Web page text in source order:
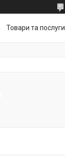
Товари та послуги